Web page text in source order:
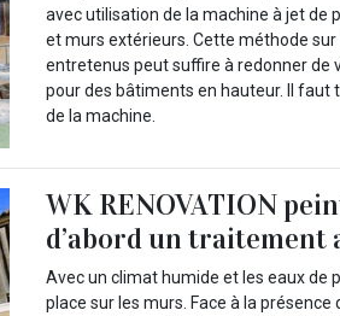
avec utilisation de la machine à jet de
et murs extérieurs. Cette méthode
entretenus peut suffire à redonner de
pour des bâtiments en hauteur. Il
de la machine.
WK RENOVATION
d’abord un
Avec un climat humide et les eaux de
place sur les murs. Face à la